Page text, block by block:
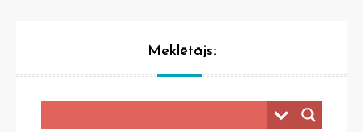
Meklētājs: